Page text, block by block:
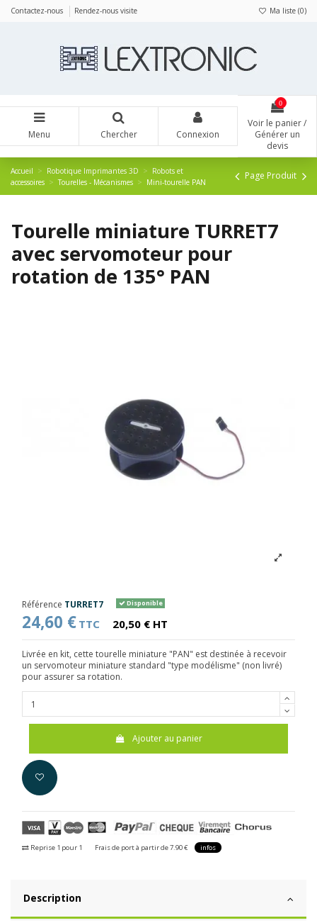
Contactez-nous Rendez-nous visite Ma liste (0)
Menu Chercher Connexion
0
Voir le panier /
Générer un
devis
Accueil Robotique Imprimantes 3D
Robots et
accessoires
Tourelles - Mécanismes Mini-tourelle PAN
Page Produit
Tourelle miniature TURRET7
avec servomoteur pour
rotation de 135° PAN
Référence TURRET7 Disponible
24,60 € TTC 20,50 € HT
Livrée en kit, cette tourelle miniature "PAN" est destinée à recevoir
un servomoteur miniature standard "type modélisme" (non livré)
pour assurer sa rotation.
Ajouter au panier
Reprise 1 pour 1 Frais de port à partir de 7.90 € infos
Description
Panneau de gestion des cookies